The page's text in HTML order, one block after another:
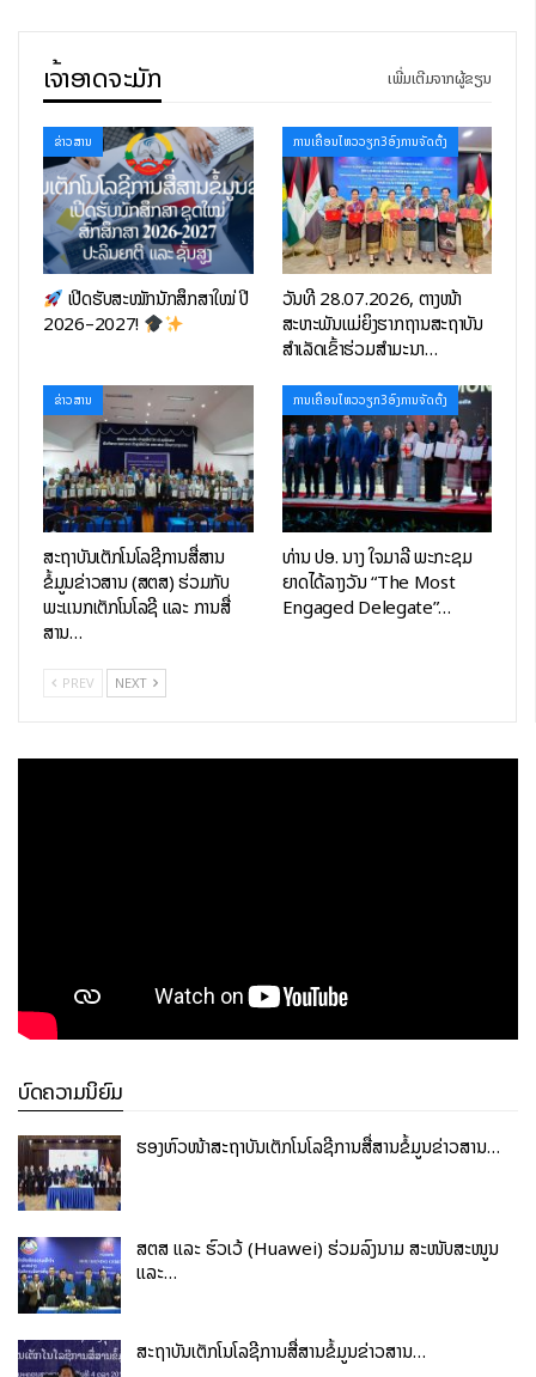
ເຈົ້າອາດຈະມັກ ເພີ່ມເຕີມຈາກຜູ້ຂຽນ
ຂ່າວສານ
ເປີດຮັບສະໝັກນັກສຶກສາໃໝ່ ປີ
2026–2027!
ການເຄື່ອນໄຫວວຽກ3ອົງການຈັດຕັ້ງ
ວັນທີ 28.07.2026, ຕາງໜ້າ
ສະຫະພັນແມ່ຍິງຮາກຖານສະຖາບັນ
ສຳເລັດເຂົ້າຮ່ວມສຳມະນາ…
ຂ່າວສານ
ສະຖາບັນເຕັກໂນໂລຊີການສື່ສານ
ຂໍ້ມູນຂ່າວສານ (ສຕສ) ຮ່ວມກັບ
ພະແນກເຕັກໂນໂລຊີ ແລະ ການສື່
ສານ…
ການເຄື່ອນໄຫວວຽກ3ອົງການຈັດຕັ້ງ
ທ່ານ ປອ. ນາງ ໃຈມາລີ ພະກະຊຸມ
ຍາດໄດ້ລາງວັນ “The Most
Engaged Delegate”…
PREV NEXT
ບົດຄວາມນິຍົມ
ຮອງຫົວໜ້າສະຖາບັນເຕັກໂນໂລຊີການສື່ສານຂໍ້ມູນຂ່າວສານ…
ສຕສ ແລະ ຮົວເວ້ (Huawei) ຮ່ວມລົງນາມ ສະໜັບສະໜູນ
ແລະ…
ສະຖາບັນເຕັກໂນໂລຊີການສື່ສານຂໍ້ມູນຂ່າວສານ…